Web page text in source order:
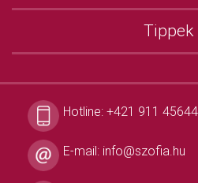
Tippek
Hotline: +421 911
E-mail: info@szofia.hu